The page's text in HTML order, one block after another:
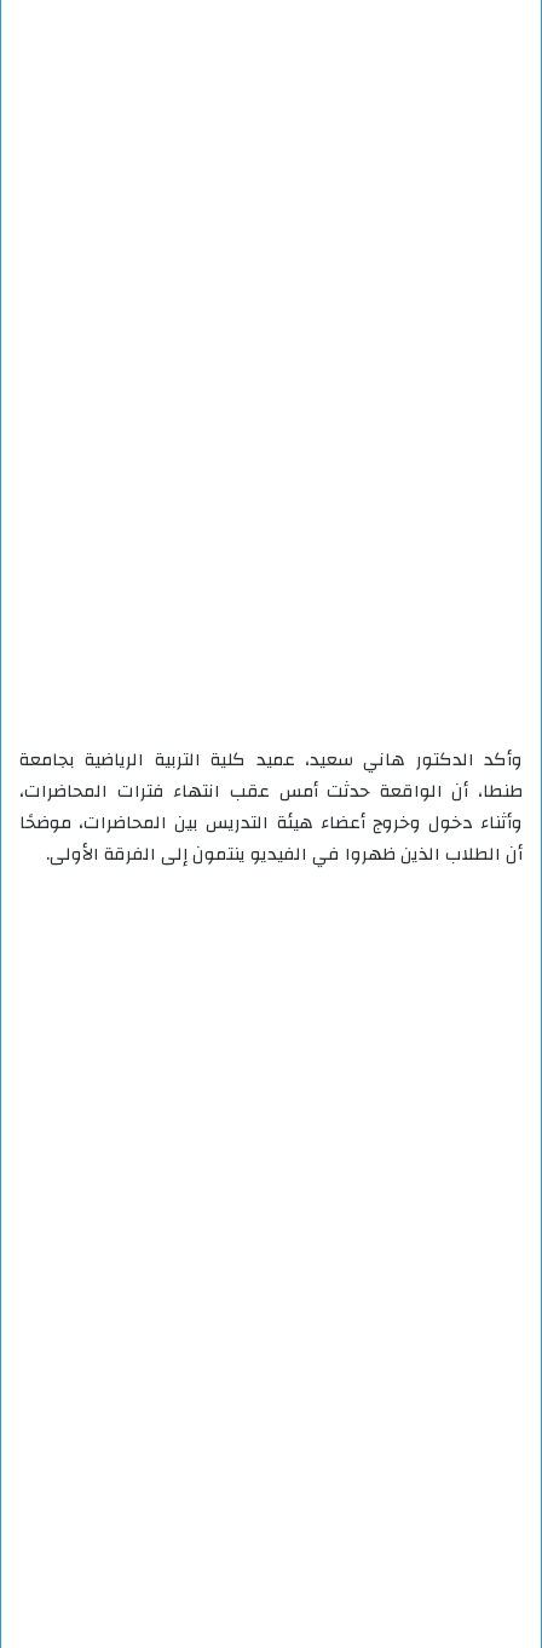
وأكد الدكتور هاني سعيد، عميد كلية التربية الرياضية بجامعة
طنطا، أن الواقعة حدثت أمس عقب انتهاء فترات المحاضرات،
وأثناء دخول وخروج أعضاء هيئة التدريس بين المحاضرات، موضحًا
أن الطلاب الذين ظهروا في الفيديو ينتمون إلى الفرقة الأولى.